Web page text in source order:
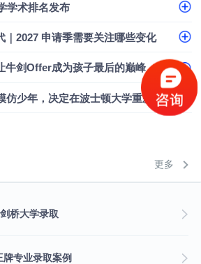
学术排名发布
｜2027 申请季需要关注哪些变化
牛剑Offer成为孩子最后的巅峰
钟美美：那个13岁的模仿少年，决定在波士顿大学重新定义自己
更多
桥大学录取
专业录取案例